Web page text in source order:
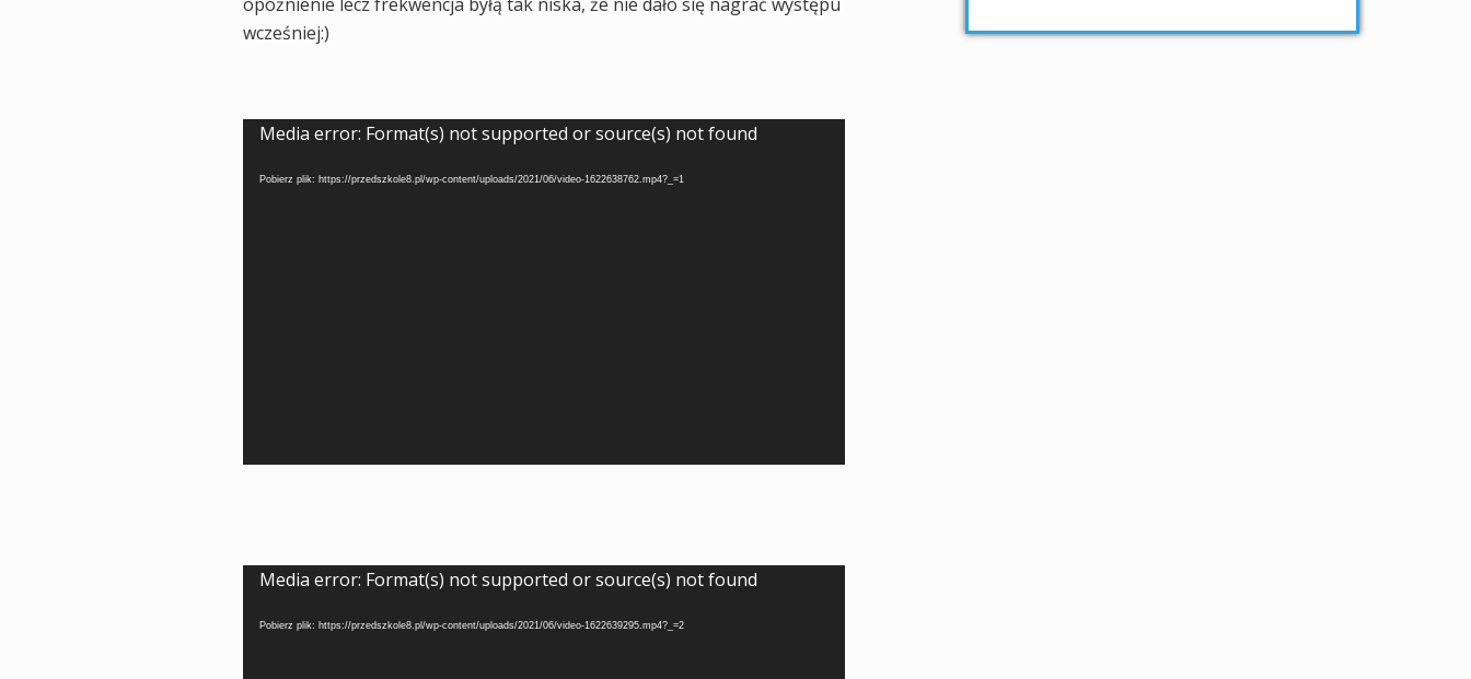
wcześniej:)
Odtwarzacz
Media error: Format(s) not supported or source(s) not found
Pobierz plik: https://przedszkole8.pl/wp-content/uploads/2021/06/video-1622638762.mp4?_=1
Odtwarzacz
Media error: Format(s) not supported or source(s) not found
Pobierz plik: https://przedszkole8.pl/wp-content/uploads/2021/06/video-1622639295.mp4?_=2